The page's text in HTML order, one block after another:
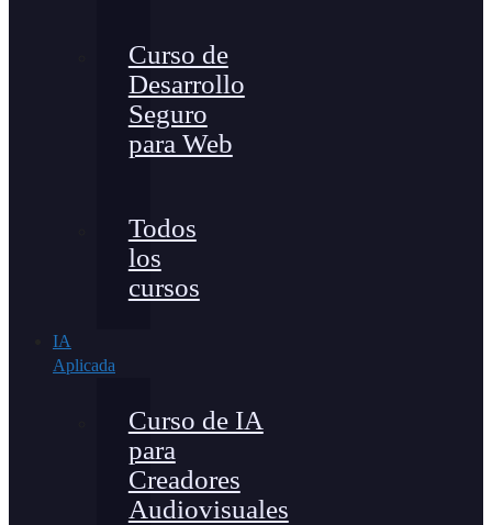
Curso de
Desarrollo
Seguro
para Web
Todos
los
cursos
IA
Aplicada
Curso de IA
para
Creadores
Audiovisuales